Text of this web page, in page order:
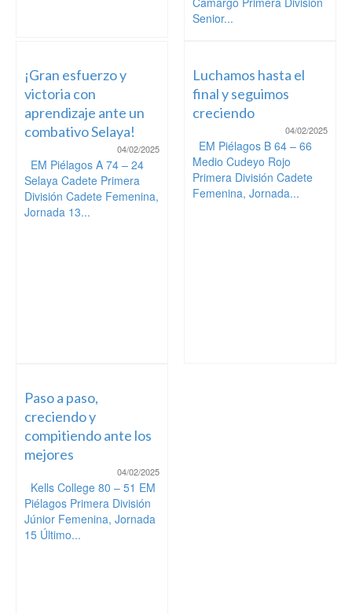
Senior...
¡Gran esfuerzo y
victoria con
aprendizaje ante un
combativo Selaya!
04/02/2025
EM Piélagos A 74 – 24
Selaya Cadete Primera
División Cadete Femenina,
Jornada 13...
Luchamos hasta el
final y seguimos
creciendo
04/02/2025
EM Piélagos B 64 – 66
Medio Cudeyo Rojo
Primera División Cadete
Femenina, Jornada...
Paso a paso,
creciendo y
compitiendo ante los
mejores
04/02/2025
Kells College 80 – 51 EM
Piélagos Primera División
Júnior Femenina, Jornada
15 Último...